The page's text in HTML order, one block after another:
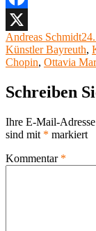
Facebook
X
Autor
Andreas Schmidt
am
Künstler Bayreuth,
Chopin, Ottavia
Schreiben
Ihre E-Mail-
sind mit * markiert
Kommentar *